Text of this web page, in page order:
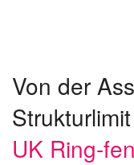
Von der
UK Ring-